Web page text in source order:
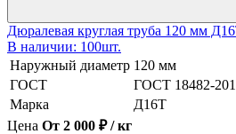
Дюралевая круглая труба 120 мм
В наличии: 100шт.
Наружный диаметр 120 мм
ГОСТ
ГОСТ 18482-
Марка
Д16Т
Цена От 2 000 ₽ / кг